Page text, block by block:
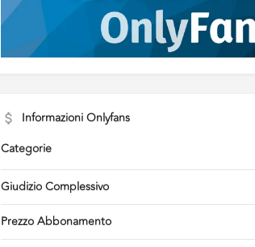
Informazioni Onlyfans
Categorie
Giudizio Complessivo
Prezzo Abbonamento